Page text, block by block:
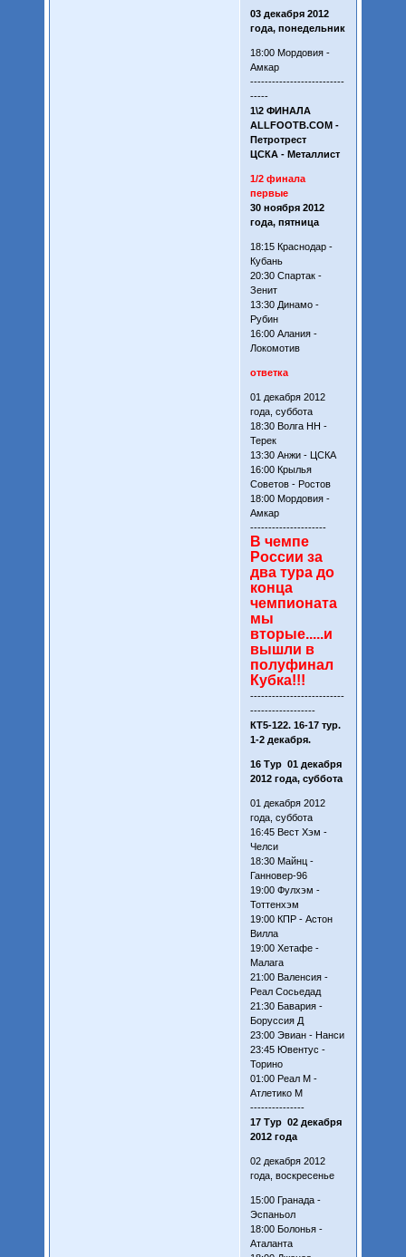
03 декабря 2012
года, понедельник
18:00 Мордовия -
Амкар
--------------------------
-----
1\2 ФИНАЛА
ALLFOOTB.COM -
Петротрест
ЦСКА - Металлист
1/2 финала
первые
30 ноября 2012
года, пятница
18:15 Краснодар -
Кубань
20:30 Спартак -
Зенит
13:30 Динамо -
Рубин
16:00 Алания -
Локомотив
ответка
01 декабря 2012
года, суббота
18:30 Волга НН -
Терек
13:30 Анжи - ЦСКА
16:00 Крылья
Советов - Ростов
18:00 Мордовия -
Амкар
---------------------
В чемпе
России за
два тура до
конца
чемпионата
мы
вторые.....и
вышли в
полуфинал
Кубка!!!
--------------------------
------------------
КТ5-122. 16-17 тур.
1-2 декабря.
16 Тур 01 декабря
2012 года, суббота
01 декабря 2012
года, суббота
16:45 Вест Хэм -
Челси
18:30 Майнц -
Ганновер-96
19:00 Фулхэм -
Тоттенхэм
19:00 КПР - Астон
Вилла
19:00 Хетафе -
Малага
21:00 Валенсия -
Реал Сосьедад
21:30 Бавария -
Боруссия Д
23:00 Эвиан - Нанси
23:45 Ювентус -
Торино
01:00 Реал М -
Атлетико М
---------------
17 Тур 02 декабря
2012 года
02 декабря 2012
года, воскресенье
15:00 Гранада -
Эспаньол
18:00 Болонья -
Аталанта